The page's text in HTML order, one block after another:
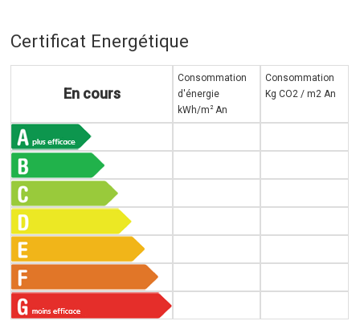
Certificat Energétique
En cours
Consommation
d'énergie
kWh/m 2An
Consommation
Kg CO2 / m2 An